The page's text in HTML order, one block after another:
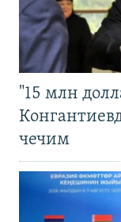
"15 млн
чечим